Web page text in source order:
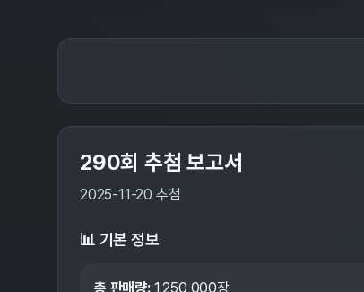
290회 추첨 보고서
2025-11-20 추첨
📊 기본 정보
총 판매량: 1,250,000장